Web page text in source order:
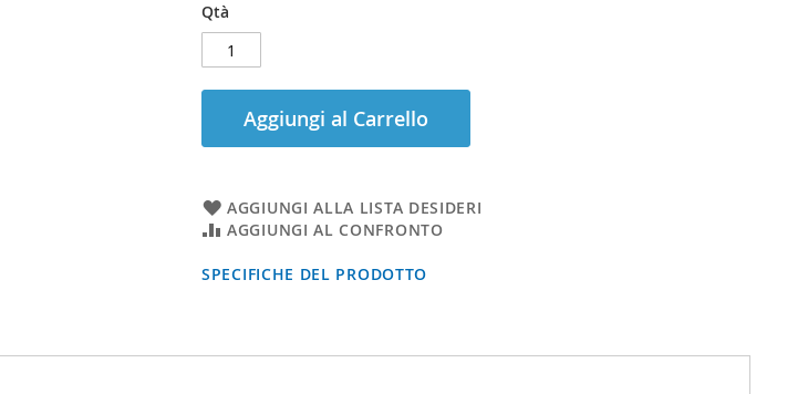
Qtà
Aggiungi al Carrello
AGGIUNGI ALLA LISTA DESIDERI
AGGIUNGI AL CONFRONTO
SPECIFICHE DEL PRODOTTO